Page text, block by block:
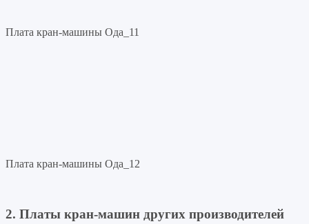
Плата кран-машины Ода_11
Плата кран-машины Ода_12
2. Платы кран-машин других производителей